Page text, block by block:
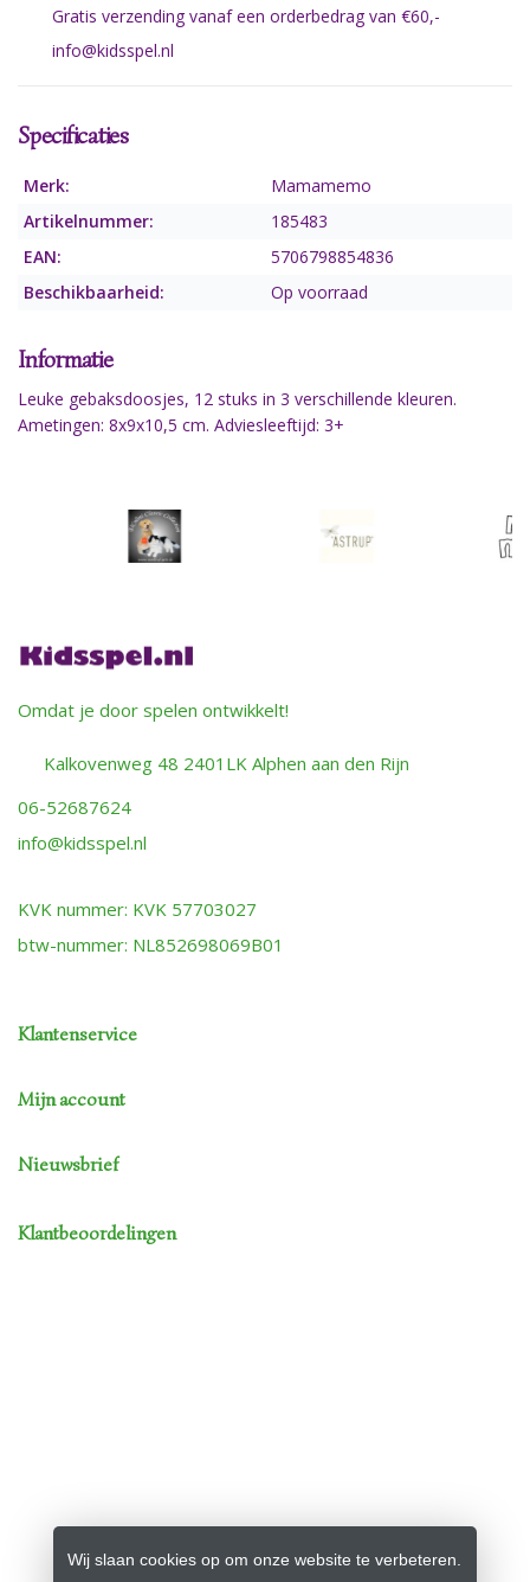
Gratis verzending vanaf een orderbedrag van €60,-
info@kidsspel.nl
Specificaties
Merk:
Mamamemo
Artikelnummer:
185483
EAN:
5706798854836
Beschikbaarheid:
Op voorraad
Informatie
Leuke gebaksdoosjes, 12 stuks in 3 verschillende kleuren.
Ametingen: 8x9x10,5 cm. Adviesleeftijd: 3+
Omdat je door spelen ontwikkelt!
Kalkovenweg 48 2401LK Alphen aan den Rijn
06-52687624
info@kidsspel.nl
KVK nummer: KVK 57703027
btw-nummer: NL852698069B01
Klantenservice
Mijn account
Nieuwsbrief
Klantbeoordelingen
Wij slaan cookies op om onze website te verbeteren.